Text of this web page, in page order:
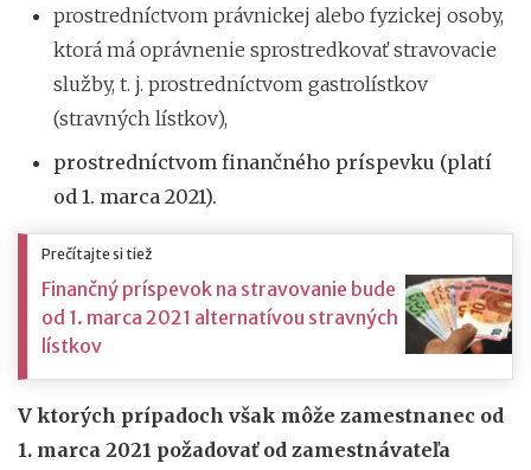
prostredníctvom právnickej alebo fyzickej osoby,
ktorá má oprávnenie sprostredkovať stravovacie
služby, t. j. prostredníctvom gastrolístkov
(stravných lístkov),
prostredníctvom finančného príspevku (platí
od 1. marca 2021).
Prečítajte si tiež
Finančný príspevok na stravovanie bude
od 1. marca 2021 alternatívou stravných
lístkov
V ktorých prípadoch však môže zamestnanec od
1. marca 2021 požadovať od zamestnávateľa